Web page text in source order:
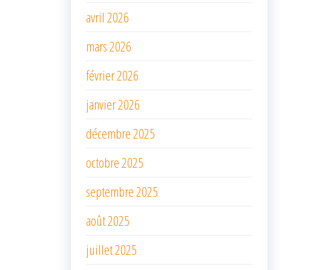
avril 2026
mars 2026
février 2026
janvier 2026
décembre 2025
octobre 2025
septembre 2025
août 2025
juillet 2025